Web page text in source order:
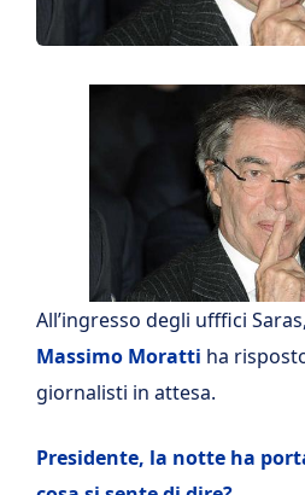
All’ingresso degli ufffici
Massimo Moratti ha
giornalisti in attesa.
Presidente, la notte ha